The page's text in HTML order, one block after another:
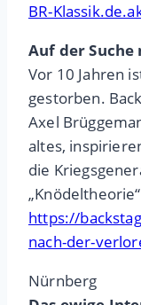
BR-
Auf der
Vor 10 Jahren
gestorben.
Axel
altes,
die
https://
nach-der-
Nürnberg